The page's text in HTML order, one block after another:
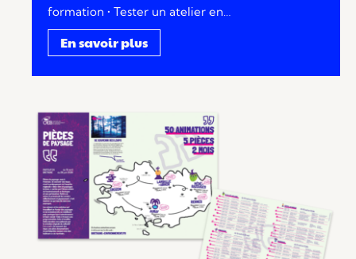
formation • Tester un atelier en…
En savoir plus